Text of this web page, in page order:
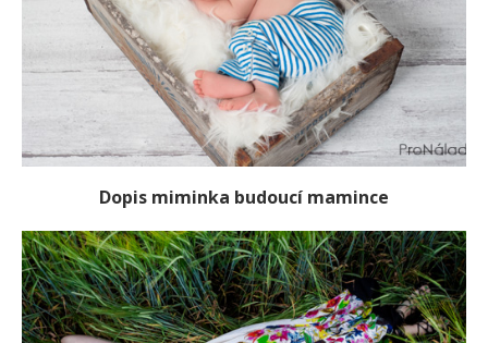
Dopis miminka budoucí mamince